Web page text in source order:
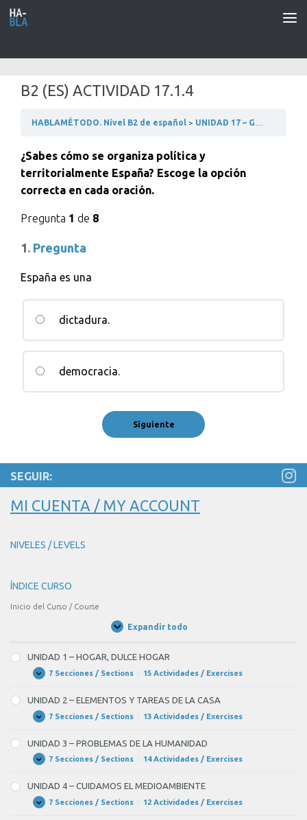
Saltar al contenido
B2 (ES) ACTIVIDAD 17.1.4
HABLAMÉTODO. Nivel B2 de español UNIDAD 17 – GOBIERNO, POLÍTICA Y SOCIEDAD
¿Sabes cómo se organiza política y
territorialmente España? Escoge la opción
correcta en cada oración.
Pregunta 1 de 8
1. Pregunta
España es una
dictadura.
democracia.
SEGUIR:
MI CUENTA / MY ACCOUNT
NIVELES / LEVELS
ÍNDICE CURSO
Inicio del Curso / Course
Expandir todo
Unidades
UNIDAD 1 – HOGAR, DULCE HOGAR
Expandir
UNIDAD
–
HOGAR,
DULCE
HOGAR
7 Secciones / Sections 15 Actividades / Exercises
UNIDAD 2 – ELEMENTOS Y TAREAS DE LA CASA
Expandir
UNIDAD
–
ELEMENTOS
Y
TAREAS
LA
CASA
7 Secciones / Sections 13 Actividades / Exercises
UNIDAD 3 – PROBLEMAS DE LA HUMANIDAD
Expandir
UNIDAD
–
PROBLEMAS
DE
LA
7 Secciones / Sections 14 Actividades / Exercises
UNIDAD 4 – CUIDAMOS EL MEDIOAMBIENTE
Expandir
UNIDAD7 Secciones / Sections 12 Actividades / Exercises